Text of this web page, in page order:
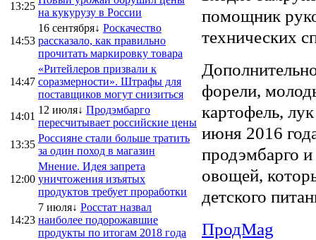
13:25
на кукурузу в России
14:53
16 сентября↓ Роскачество
рассказало, как правильно
прочитать маркировку товара
14:47
«Ритейлеров призвали к
соразмерности». Штрафы для
поставщиков могут снизиться
14:01
12 июля↓ Продэмбарго
пересчитывает российские цены
13:35
Россияне стали больше тратить
за один поход в магазин
12:00
Мнение. Идея запрета
уничтожения изъятых
продуктов требует проработки
14:23
7 июля↓ Росстат назвал
наиболее подорожавшие
продукты по итогам 2018 года
помощник
технических
форели,
картофель,
июня 2016
продэмбарго
овощей,
детского
ПродMag